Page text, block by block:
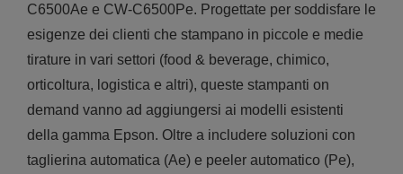
C6500Ae e CW-C6500Pe. Progettate per soddisfare le
esigenze dei clienti che stampano in piccole e medie
tirature in vari settori (food & beverage, chimico,
orticoltura, logistica e altri), queste stampanti on
demand vanno ad aggiungersi ai modelli esistenti
della gamma Epson. Oltre a includere soluzioni con
taglierina automatica (Ae) e peeler automatico (Pe),